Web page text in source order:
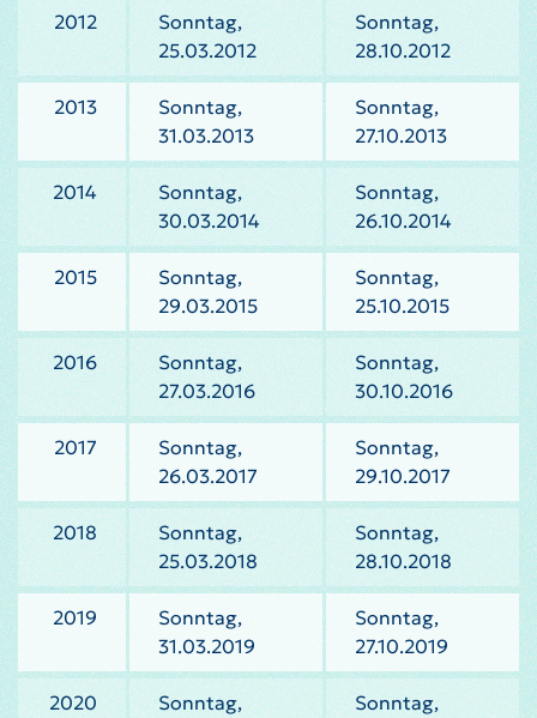
2012
Sonntag,
25.03.2012
Sonntag,
28.10.2012
2013
Sonntag,
31.03.2013
Sonntag,
27.10.2013
2014
Sonntag,
30.03.2014
Sonntag,
26.10.2014
2015
Sonntag,
29.03.2015
Sonntag,
25.10.2015
2016
Sonntag,
27.03.2016
Sonntag,
30.10.2016
2017
Sonntag,
26.03.2017
Sonntag,
29.10.2017
2018
Sonntag,
25.03.2018
Sonntag,
28.10.2018
2019
Sonntag,
31.03.2019
Sonntag,
27.10.2019
2020
Sonntag,
Sonntag,